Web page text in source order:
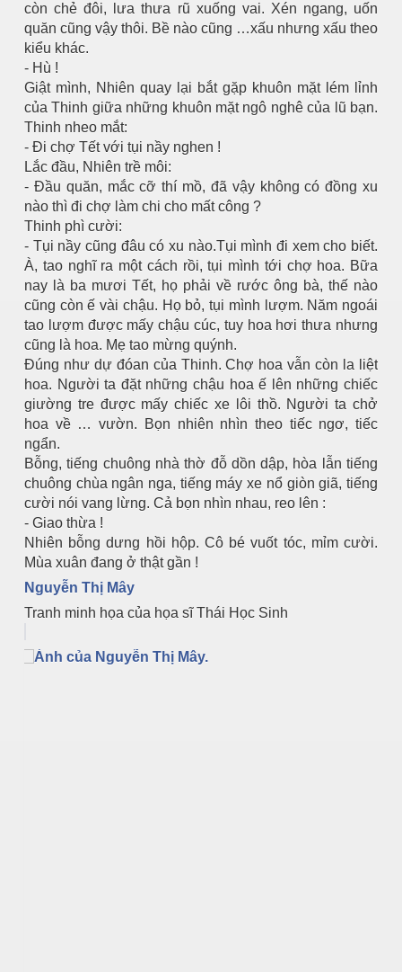
còn chẻ đôi, lưa thưa rũ xuống vai. Xén ngang, uốn
quăn cũng vậy thôi. Bề nào cũng …xấu nhưng xấu theo
kiểu khác.
- Hù !
Giật mình, Nhiên quay lại bắt gặp khuôn mặt lém lỉnh
của Thinh giữa những khuôn mặt ngô nghê của lũ bạn.
Thinh nheo mắt:
- Đi chợ Tết với tụi nầy nghen !
Lắc đầu, Nhiên trề môi:
- Đầu quăn, mắc cỡ thí mồ, đã vậy không có đồng xu
nào thì đi chợ làm chi cho mất công ?
Thinh phì cười:
- Tụi nầy cũng đâu có xu nào.Tụi mình đi xem cho biết.
À, tao nghĩ ra một cách rồi, tụi mình tới chợ hoa. Bữa
nay là ba mươi Tết, họ phải về rước ông bà, thế nào
cũng còn ế vài chậu. Họ bỏ, tụi mình lượm. Năm ngoái
tao lượm được mấy chậu cúc, tuy hoa hơi thưa nhưng
cũng là hoa. Mẹ tao mừng quýnh.
Đúng như dự đóan của Thinh. Chợ hoa vẫn còn la liệt
hoa. Người ta đặt những chậu hoa ế lên những chiếc
giường tre được mấy chiếc xe lôi thồ. Người ta chở
hoa về … vườn. Bọn nhiên nhìn theo tiếc ngơ, tiếc
ngẩn.
Bỗng, tiếng chuông nhà thờ đỗ dồn dập, hòa lẫn tiếng
chuông chùa ngân nga, tiếng máy xe nổ giòn giã, tiếng
cười nói vang lừng. Cả bọn nhìn nhau, reo lên :
- Giao thừa !
Nhiên bỗng dưng hồi hộp. Cô bé vuốt tóc, mỉm cười.
Mùa xuân đang ở thật gần !
Nguyễn Thị Mây
Tranh minh họa của họa sĩ Thái Học Sinh
tại Anh